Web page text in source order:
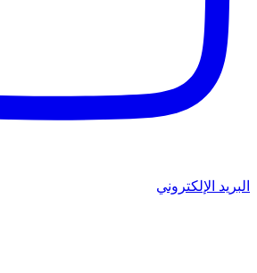
البريد الإلكتروني